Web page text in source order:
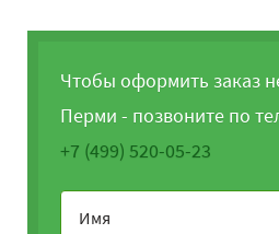
Чтобы оформить заказ
Перми - позвоните по
+7 (499) 520-05-23